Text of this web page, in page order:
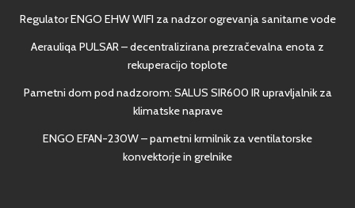
Regulator ENGO EHW WIFI za nadzor ogrevanja sanitarne vode
Aerauliqa PULSAR – decentralizirana prezračevalna enota z
rekuperacijo toplote
Pametni dom pod nadzorom: SALUS SIR600 IR upravljalnik za
klimatske naprave
ENGO EFAN-230W – pametni krmilnik za ventilatorske
konvektorje in grelnike